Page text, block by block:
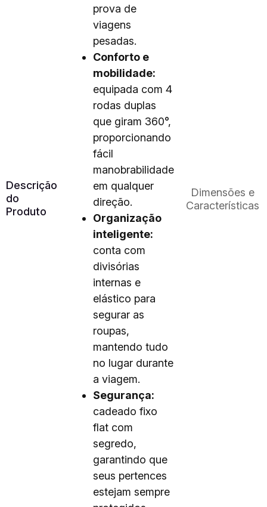
Descrição
do
Produto
prova de
viagens
pesadas.
Conforto e
mobilidade:
equipada com 4
rodas duplas
que giram 360°,
proporcionando
fácil
manobrabilidade
em qualquer
direção.
Organização
inteligente:
conta com
divisórias
internas e
elástico para
segurar as
roupas,
mantendo tudo
no lugar durante
a viagem.
Segurança:
cadeado fixo
flat com
segredo,
garantindo que
seus pertences
estejam sempre
Dimensões e
Características